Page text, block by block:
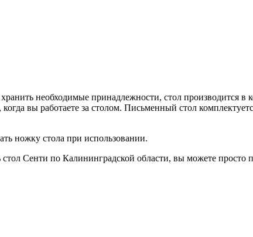
необходимые принадлежности, стол производится
вы работаете за столом. Письменный стол
ножку стола при использовании.
Сенти по Калининградской области, вы можете просто